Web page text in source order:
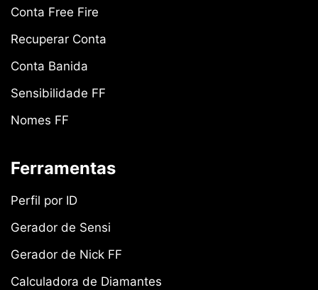
Conta Free Fire
Recuperar Conta
Conta Banida
Sensibilidade FF
Nomes FF
Ferramentas
Perfil por ID
Gerador de Sensi
Gerador de Nick FF
Calculadora de Diamantes